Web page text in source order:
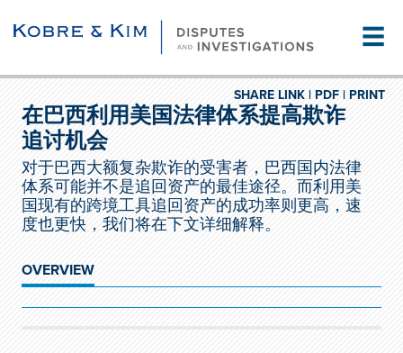
☰
PRINT
PDF |
SHARE LINK |
在巴西利用美国法律体系提高欺诈
追讨机会
对于巴西大额复杂欺诈的受害者，巴西国内法律
体系可能并不是追回资产的最佳途径。而利用美
国现有的跨境工具追回资产的成功率则更高，速
度也更快，我们将在下文详细解释。
OVERVIEW